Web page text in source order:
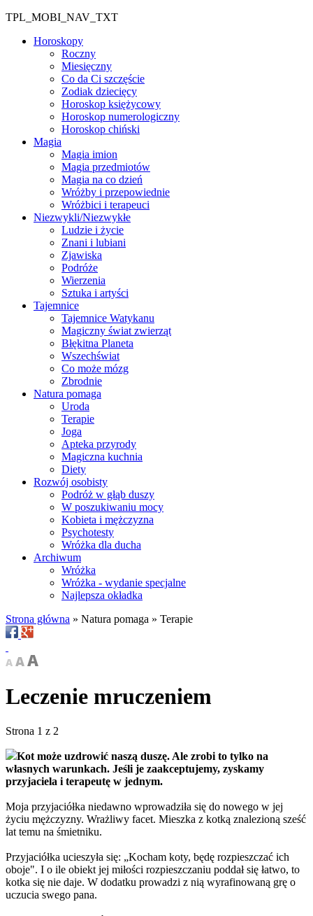
TPL_MOBI_NAV_TXT
Horoskopy
Roczny
Miesięczny
Co da Ci szczęście
Zodiak dziecięcy
Horoskop księżycowy
Horoskop numerologiczny
Horoskop chiński
Magia
Magia imion
Magia przedmiotów
Magia na co dzień
Wróżby i przepowiednie
Wróżbici i terapeuci
Niezwykli/Niezwykłe
Ludzie i życie
Znani i lubiani
Zjawiska
Podróże
Wierzenia
Sztuka i artyści
Tajemnice
Tajemnice Watykanu
Magiczny świat zwierząt
Błękitna Planeta
Wszechświat
Co może mózg
Zbrodnie
Natura pomaga
Uroda
Terapie
Joga
Apteka przyrody
Magiczna kuchnia
Diety
Rozwój osobisty
Podróż w głąb duszy
W poszukiwaniu mocy
Kobieta i mężczyzna
Psychotesty
Wróżka dla ducha
Archiwum
Wróżka
Wróżka - wydanie specjalne
Najlepsza okładka
Strona główna » Natura pomaga » Terapie
Leczenie mruczeniem
Strona 1 z 2
Kot może uzdrowić naszą duszę. Ale zrobi to tylko na
własnych warunkach. Jeśli je zaakceptujemy, zyskamy
przyjaciela i terapeutę w jednym.
Moja przyjaciółka niedawno wprowadziła się do nowego w jej
życiu mężczyzny. Wrażliwy facet. Mieszka z kotką znalezioną sześć
lat temu na śmietniku.
Przyjaciółka ucieszyła się: „Kocham koty, będę rozpieszczać ich
oboje". I o ile obiekt jej miłości rozpieszczaniu poddał się łatwo, to
kotka się nie daje. W dodatku prowadzi z nią wyrafinowaną grę o
uczucia swego pana.